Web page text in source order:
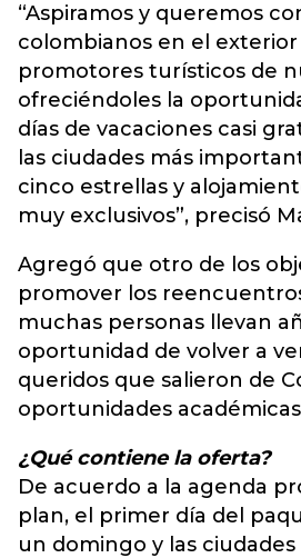
“Aspiramos y queremos
colombianos en el
promotores turísticos de
ofreciéndoles la
días de vacaciones casi
las ciudades más
cinco estrellas y
muy exclusivos”, precisó
Agregó que otro de los
promover los
muchas personas llevan
oportunidad de volver a
queridos que salieron de
oportunidades
¿Qué contiene la oferta?
De acuerdo a la agenda
plan, el primer día del
un domingo y las